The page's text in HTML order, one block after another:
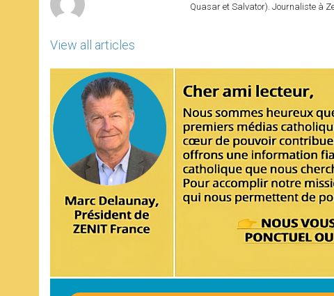
View all articles
Quasar et Salvator). Journaliste à